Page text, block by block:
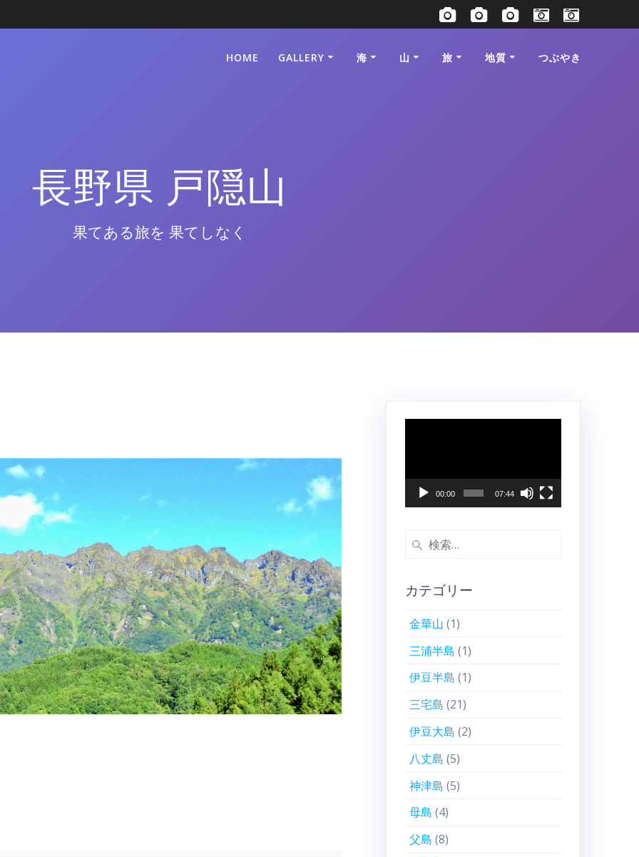
HOME GALLERY 海 山 旅 地質 つぶやき
長野県 戸隠山
果てある旅を 果てしなく
レ
ヤ
00:00 07:44
検
カテゴリー
金華山 (1)
三浦半島 (1)
伊豆半島 (1)
三宅島 (21)
伊豆大島 (2)
八丈島 (5)
神津島 (5)
母島 (4)
父島 (8)